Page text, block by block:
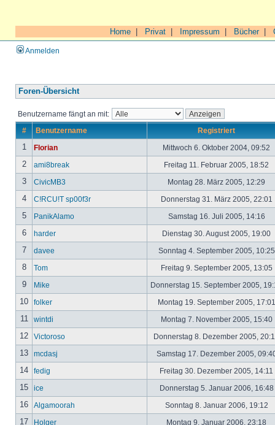
Home Privat Impressum Bücher|
Anmelden
Foren-Übersicht
Benutzername fängt an mit:
# Benutzername Registriert
1 Florian Mittwoch 6. Oktober 2004, 09:52
2 ami8break Freitag 11. Februar 2005, 18:52
3 CivicMB3 Montag 28. März 2005, 12:29
4 C!RCU!T sp00f3r Donnerstag 31. März 2005, 22:01
5 PanikAlamo Samstag 16. Juli 2005, 14:16
6 harder Dienstag 30. August 2005, 19:00
7 davee Sonntag 4. September 2005,
8 Tom Freitag 9. September 2005, 13:05
9 Mike Donnerstag 15. September 2005,
10 folker Montag 19. September 2005,
11 wintdi Montag 7. November 2005, 15:40
12 Victoroso Donnerstag 8. Dezember 2005,
13 mcdasj Samstag 17. Dezember 2005,
14 fedig Freitag 30. Dezember 2005, 14:11
15 ice Donnerstag 5. Januar 2006, 16:48
16 Algamoorah Sonntag 8. Januar 2006, 19:12
17 Holger Montag 9. Januar 2006, 23:18